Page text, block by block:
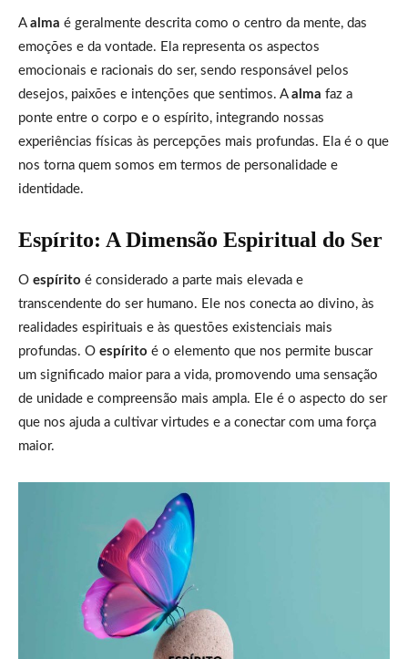
A alma é geralmente descrita como o centro da mente, das
emoções e da vontade. Ela representa os aspectos
emocionais e racionais do ser, sendo responsável pelos
desejos, paixões e intenções que sentimos. A alma faz a
ponte entre o corpo e o espírito, integrando nossas
experiências físicas às percepções mais profundas. Ela é o que
nos torna quem somos em termos de personalidade e
identidade.
Espírito: A Dimensão Espiritual do Ser
O espírito é considerado a parte mais elevada e
transcendente do ser humano. Ele nos conecta ao divino, às
realidades espirituais e às questões existenciais mais
profundas. O espírito é o elemento que nos permite buscar
um significado maior para a vida, promovendo uma sensação
de unidade e compreensão mais ampla. Ele é o aspecto do ser
que nos ajuda a cultivar virtudes e a conectar com uma força
maior.